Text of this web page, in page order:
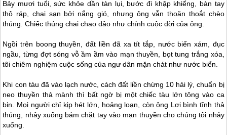
Bảy mươi tuổi, sức khỏe dần tàn lụi, bước đi khập khiểng, bàn tay
thô ráp, chai sạn bởi nắng gió, nhưng ông vẫn thoăn thoắt chèo
thúng. Chiếc thúng chai chao đảo như chính cuộc đời của ông.
Ngồi trên boong thuyền, đất liền đã xa tít tắp, nước biển xám, đục
ngầu, từng đợt sóng vỗ ầm ầm vào mạn thuyền, bọt tung trắng xóa,
tôi chiêm nghiệm cuộc sống của ngư dân mặn chát như nước biển.
Khi con tàu đã vào lạch nước, cách đất liền chừng 10 hải lý, chuẩn bị
neo thuyền thả mành thì bất ngờ bị một chiếc tàu lớn tông vào ca
bin. Mọi người chỉ kịp hét lớn, hoảng loạn, còn ông Lơi bình tĩnh thả
thúng, nhảy xuống bám chặt tay vào mạn thuyền cho chúng tôi nhảy
xuống.